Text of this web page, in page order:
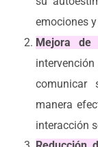
emociones
Mejora de
comunicar
manera
interacción